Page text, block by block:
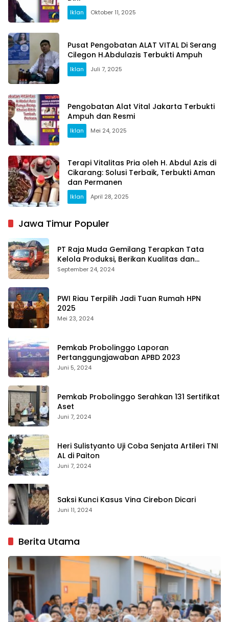
Iklan Oktober 11, 2025
Pusat Pengobatan ALAT VITAL Di Serang
Cilegon H.Abdulazis Terbukti Ampuh
Iklan Juli 7, 2025
Pengobatan Alat Vital Jakarta Terbukti
Ampuh dan Resmi
Iklan Mei 24, 2025
Terapi Vitalitas Pria oleh H. Abdul Azis di
Cikarang: Solusi Terbaik, Terbukti Aman
dan Permanen
Iklan April 28, 2025
Jawa Timur Populer
PT Raja Muda Gemilang Terapkan Tata
Kelola Produksi, Berikan Kualitas dan
Keselamatan Kerja Terbaik
September 24, 2024
PWI Riau Terpilih Jadi Tuan Rumah HPN
2025
Mei 23, 2024
Pemkab Probolinggo Laporan
Pertanggungjawaban APBD 2023
Juni 5, 2024
Pemkab Probolinggo Serahkan 131 Sertifikat
Aset
Juni 7, 2024
Heri Sulistyanto Uji Coba Senjata Artileri TNI
AL di Paiton
Juni 7, 2024
Saksi Kunci Kasus Vina Cirebon Dicari
Juni 11, 2024
Berita Utama